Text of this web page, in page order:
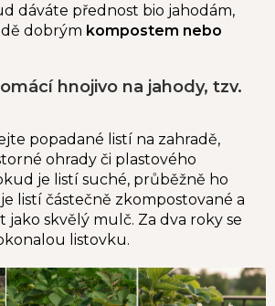
dáváte přednost bio jahodám,
dobrým kompostem nebo
hnojivo na jahody, tzv.
popadané listí na zahradě,
ohrady či plastového
je listí suché, průběžně ho
listí částečně zkompostované a
skvělý mulč. Za dva roky se
listovku.